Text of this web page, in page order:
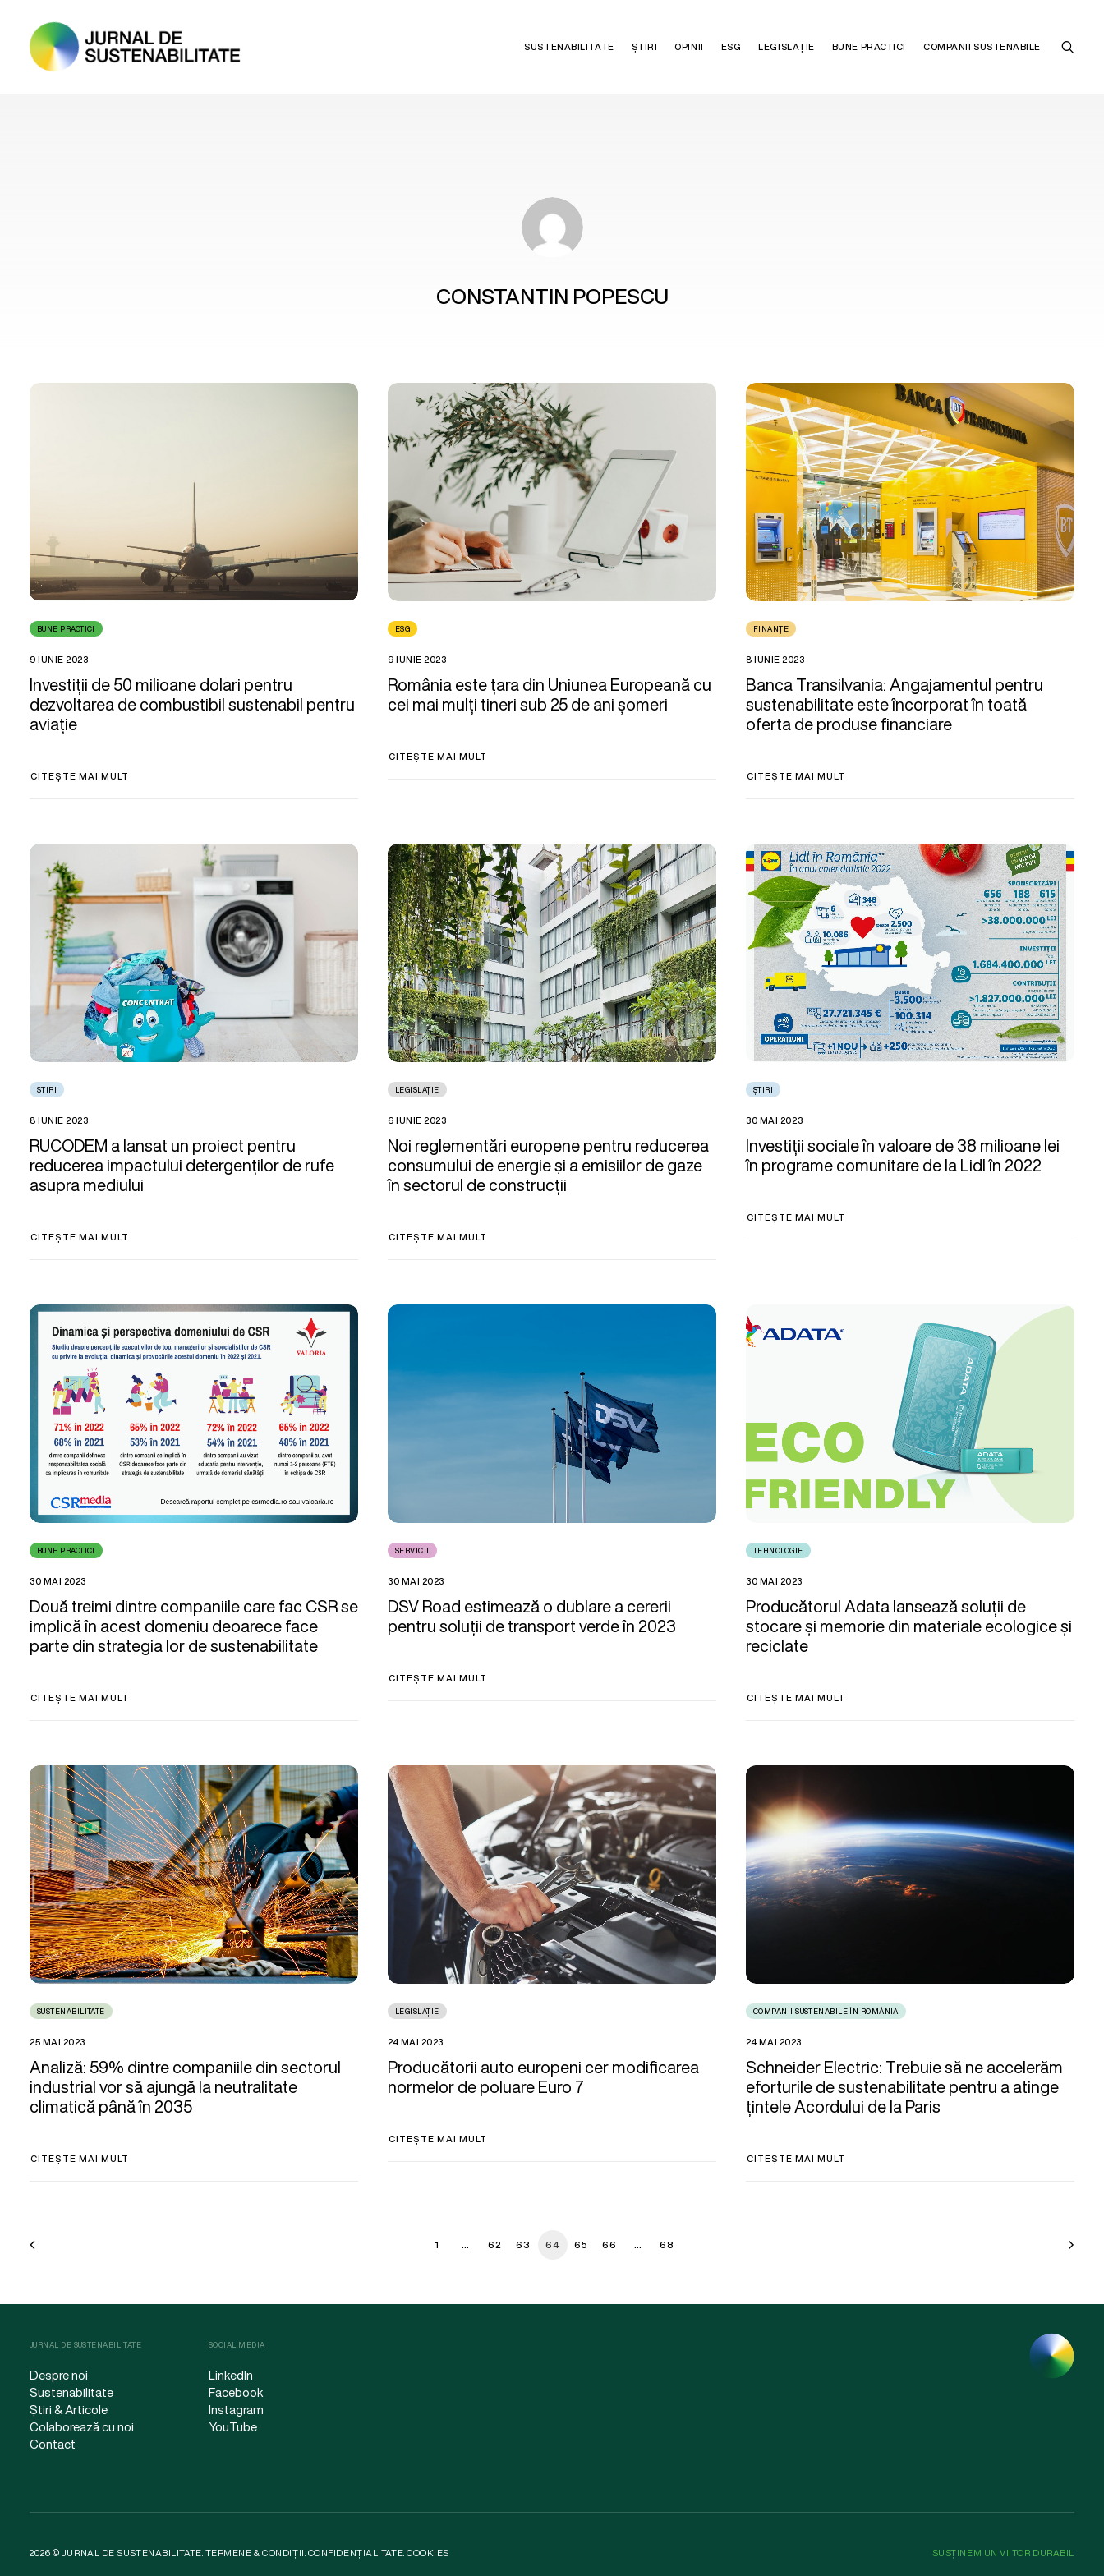
SUSTENABILITATE ȘTIRI OPINII ESG LEGISLAȚIE BUNE PRACTICI COMPANII SUSTENABILE
CONSTANTIN POPESCU
BUNE PRACTICI
9 IUNIE 2023
Investiții de 50 milioane dolari pentru
dezvoltarea de combustibil sustenabil pentru
aviație
CITEȘTE MAI MULT
ESG
9 IUNIE 2023
România este țara din Uniunea Europeană cu
cei mai mulți tineri sub 25 de ani șomeri
CITEȘTE MAI MULT
FINANȚE
8 IUNIE 2023
Banca Transilvania: Angajamentul pentru
sustenabilitate este încorporat în toată
oferta de produse financiare
CITEȘTE MAI MULT
ȘTIRI
8 IUNIE 2023
RUCODEM a lansat un proiect pentru
reducerea impactului detergenților de rufe
asupra mediului
CITEȘTE MAI MULT
LEGISLAȚIE
6 IUNIE 2023
Noi reglementări europene pentru reducerea
consumului de energie și a emisiilor de gaze
în sectorul de construcții
CITEȘTE MAI MULT
ȘTIRI
30 MAI 2023
Investiții sociale în valoare de 38 milioane lei
în programe comunitare de la Lidl în 2022
CITEȘTE MAI MULT
BUNE PRACTICI
30 MAI 2023
Două treimi dintre companiile care fac CSR se
implică în acest domeniu deoarece face
parte din strategia lor de sustenabilitate
CITEȘTE MAI MULT
SERVICII
30 MAI 2023
DSV Road estimează o dublare a cererii
pentru soluții de transport verde în 2023
CITEȘTE MAI MULT
TEHNOLOGIE
30 MAI 2023
Producătorul Adata lansează soluții de
stocare și memorie din materiale ecologice și
reciclate
CITEȘTE MAI MULT
SUSTENABILITATE
25 MAI 2023
Analiză: 59% dintre companiile din sectorul
industrial vor să ajungă la neutralitate
climatică până în 2035
CITEȘTE MAI MULT
LEGISLAȚIE
24 MAI 2023
Producătorii auto europeni cer modificarea
normelor de poluare Euro 7
CITEȘTE MAI MULT
COMPANII SUSTENABILE ÎN ROMÂNIA
24 MAI 2023
Schneider Electric: Trebuie să ne accelerăm
eforturile de sustenabilitate pentru a atinge
țintele Acordului de la Paris
CITEȘTE MAI MULT
1 … 62 63 64 65 66 … 68
JURNAL DE SUSTENABILITATE
Despre noi
Sustenabilitate
Știri & Articole
Colaborează cu noi
Contact
SOCIAL MEDIA
LinkedIn
Facebook
Instagram
YouTube
2026 © JURNAL DE SUSTENABILITATE.TERMENE & CONDIȚII.CONFIDENȚIALITATE.COOKIES SUSȚINEM UN VIITOR DURABIL